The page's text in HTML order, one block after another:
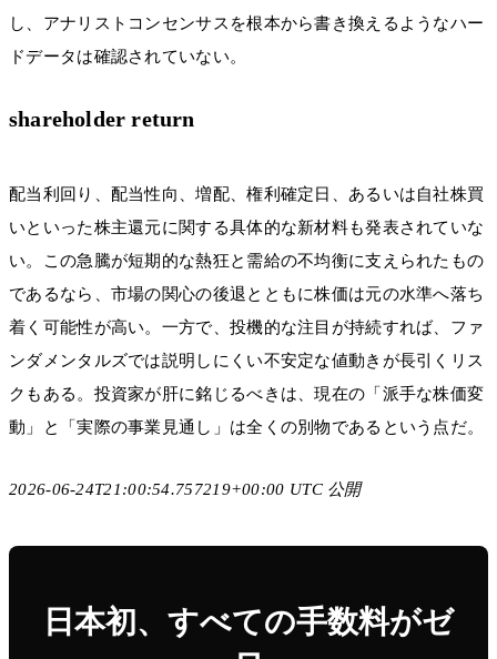
し、アナリストコンセンサスを根本から書き換えるようなハー
ドデータは確認されていない。
shareholder return
配当利回り、配当性向、増配、権利確定日、あるいは自社株買
いといった株主還元に関する具体的な新材料も発表されていな
い。この急騰が短期的な熱狂と需給の不均衡に支えられたもの
であるなら、市場の関心の後退とともに株価は元の水準へ落ち
着く可能性が高い。一方で、投機的な注目が持続すれば、ファ
ンダメンタルズでは説明しにくい不安定な値動きが長引くリス
クもある。投資家が肝に銘じるべきは、現在の「派手な株価変
動」と「実際の事業見通し」は全くの別物であるという点だ。
2026-06-24T21:00:54.757219+00:00 UTC 公開
日本初、すべての手数料がゼ